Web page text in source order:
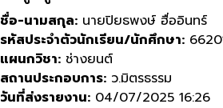
ชื่อ-นามสกุล: นายปิยธพงษ์​ ฮื่ออินทร์
รหัสประจำตัวนักเรียน/นักศึกษา:
แผนกวิชา: ช่างยนต์
สถานประกอบการ: ว.มิตรธรรม
วันที่ส่งรายงาน: 04/07/2025 16:26